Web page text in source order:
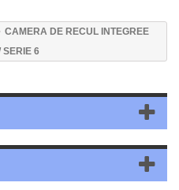
CAMERA DE RECUL INTEGREE
6